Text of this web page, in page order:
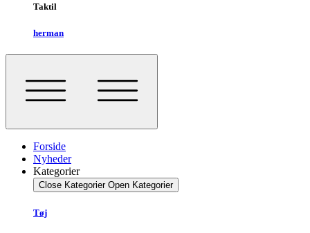
Taktil
herman
Forside
Nyheder
Kategorier
Close Kategorier Open Kategorier
Tøj